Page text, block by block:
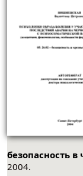
безопасность
2004.